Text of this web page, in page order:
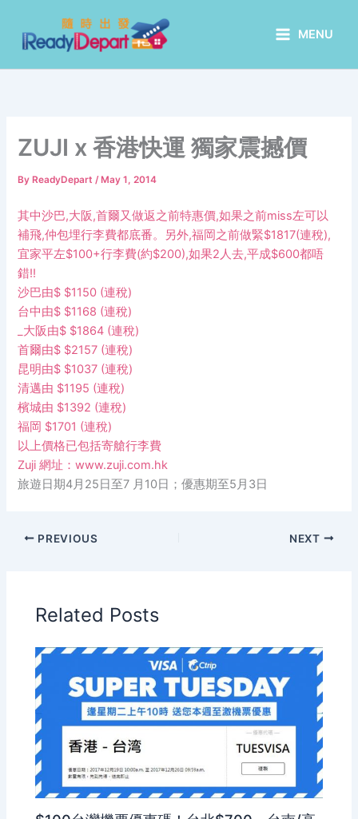
content
MENU
ZUJI x 香港快運 獨家震撼價
By ReadyDepart/ May 1, 2014
其中沙巴,大阪,首爾又做返之前特惠價,如果之前miss左可以
補飛,仲包埋行李費都底番。另外,福岡之前做緊$1817(連稅),
宜家平左$100+行李費(約$200),如果2人去,平成$600都唔
錯!!
沙巴由$ $1150 (連稅)
台中由$ $1168 (連稅)
大阪由$ $1864 (連稅)
首爾由$ $2157 (連稅)
昆明由$ $1037 (連稅)
清邁由 $1195 (連稅)
檳城由 $1392 (連稅)
福岡 $1701 (連稅)
以上價格已包括寄艙行李費
Zuji 網址：www.zuji.com.hk
旅遊日期4月25日至7 月10日；優惠期至5月3日
PREVIOUS NEXT
Related Posts